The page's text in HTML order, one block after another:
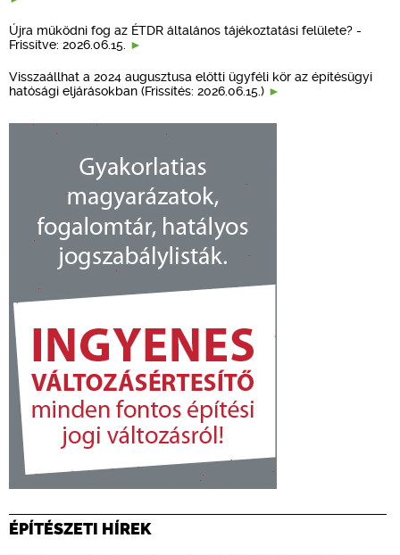
Újra működni fog az ÉTDR általános tájékoztatási felülete? -
Frissítve: 2026.06.15.
Visszaállhat a 2024 augusztusa előtti ügyféli kör az építésügyi
hatósági eljárásokban (Frissítés: 2026.06.15.)
ÉPÍTÉSZETI HÍREK